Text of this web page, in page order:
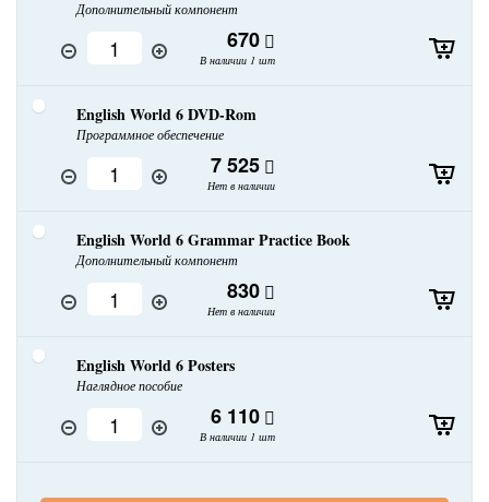
Дополнительный компонент
670
В наличии 1 шт
English World 6 DVD-Rom
Программное обеспечение
7 525
Нет в наличии
English World 6 Grammar Practice Book
Дополнительный компонент
830
Нет в наличии
English World 6 Posters
Наглядное пособие
6 110
В наличии 1 шт